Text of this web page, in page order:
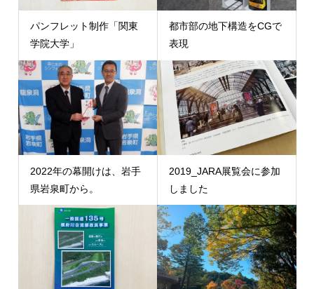
パンフレット制作「関東
学院大学」
都市部の地下構造をCGで
表現
2022年の幕開けは、岩手
県岩泉町から。
2019_JARA展覧会に参加
しました